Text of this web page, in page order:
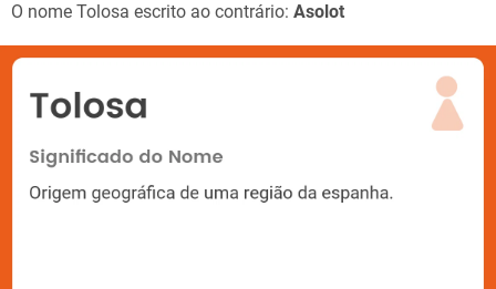
O nome Tolosa escrito ao contrário: Asolot